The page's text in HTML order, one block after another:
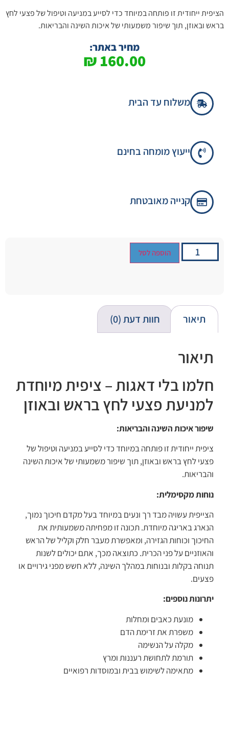
הציפית ייחודית זו פותחה במיוחד כדי לסייע במניעה וטיפול של פצעי לחץ
בראש ובאוזן, תוך שיפור משמעותי של איכות השינה והבריאות.
מחיר באתר:
160.00
₪
משלוח עד הבית
ייעוץ מומחה בחינם
קנייה מאובטחת
הוספה לסל
תיאור חוות דעת (0)
תיאור
חלמו בלי דאגות – ציפית מיוחדת
למניעת פצעי לחץ בראש ובאוזן
שיפור איכות השינה והבריאות:
ציפית ייחודית זו פותחה במיוחד כדי לסייע במניעה וטיפול של
פצעי לחץ בראש ובאוזן, תוך שיפור משמעותי של איכות השינה
והבריאות.
נוחות מקסימלית:
הצייפית עשויה מבד רך ונעים במיוחד בעל מקדם חיכוך נמוך,
הנארג באריגה מיוחדת. תכונה זו מפחיתה משמעותית את
החיכוך וכוחות הגזירה, ומאפשרת מעבר חלק וקליל של הראש
והאוזניים על פני הכרית. כתוצאה מכך, אתם יכולים לשנות
תנוחה בקלות ובנוחות במהלך השינה, ללא חשש מפני גירויים או
פצעים.
יתרונות נוספים:
מונעת כאבים ומחלות
משפרת את זרימת הדם
מקלה על הנשימה
תורמת לתחושת רעננות ומרץ
מתאימה לשימוש בבית ובמוסדות רפואיים